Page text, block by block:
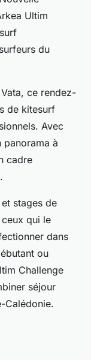
Ultim
du
ce rendez-
de kitesurf
Avec
panorama à
cadre
stages de
qui le
dans
ou
Challenge
séjour
Calédonie.